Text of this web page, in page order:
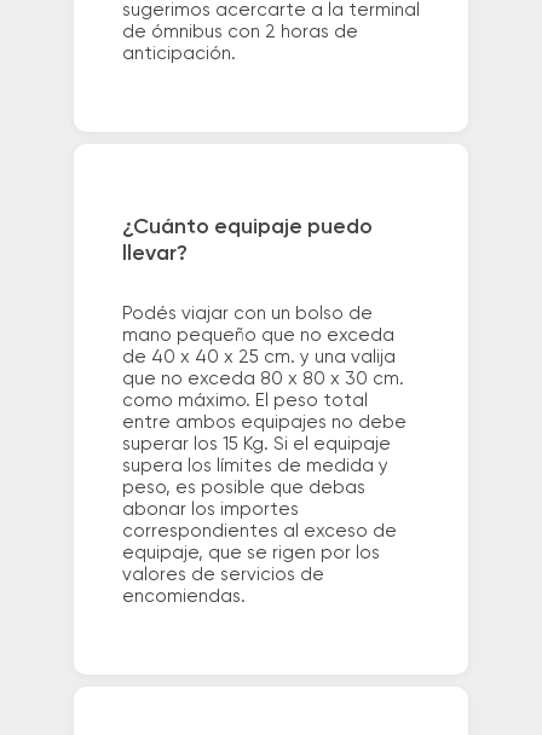
sugerimos acercarte a la terminal
de ómnibus con 2 horas de
anticipación.
¿Cuánto equipaje puedo
llevar?
Podés viajar con un bolso de
mano pequeño que no exceda
de 40 x 40 x 25 cm. y una valija
que no exceda 80 x 80 x 30 cm.
como máximo. El peso total
entre ambos equipajes no debe
superar los 15 Kg. Si el equipaje
supera los límites de medida y
peso, es posible que debas
abonar los importes
correspondientes al exceso de
equipaje, que se rigen por los
valores de servicios de
encomiendas.